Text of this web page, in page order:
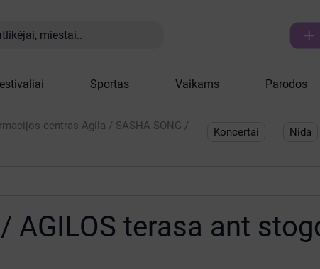
miestai.. 
Sportas Vaikams Parodos
centras Agila / SASHA SONG /
Koncertai Nida
AGILOS terasa ant